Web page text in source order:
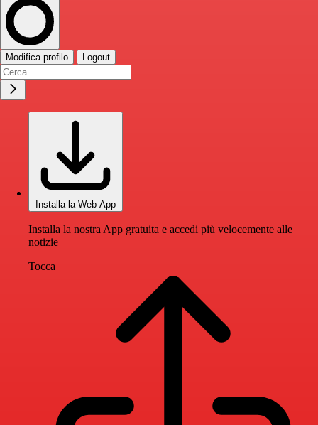
Modifica profilo Logout
Installa la Web App
Installa la nostra App gratuita e accedi più velocemente alle
notizie
Tocca